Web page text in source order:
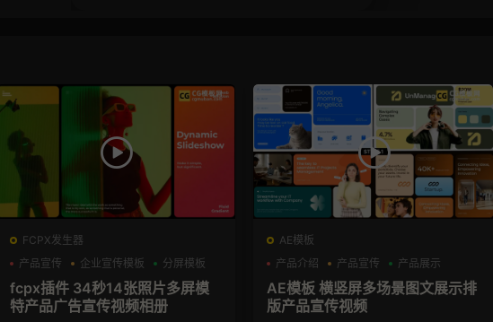
FCPX发生器
产品宣传
企业宣传模板 分屏模板
fcpx插件 34秒14张照片多屏模
特产品广告宣传视频相册
AE模板
产品介绍
产品宣传 产品展示
AE模板 横竖屏多场景图文展示排
版产品宣传视频